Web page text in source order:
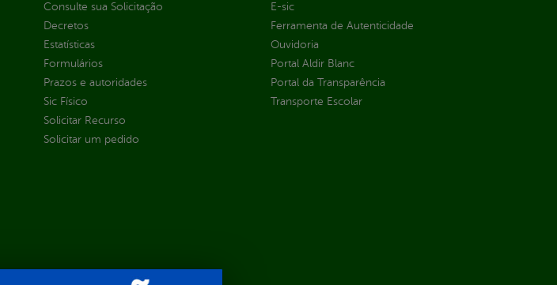
Consulte sua Solicitação
Decretos
Estatísticas
Formulários
Prazos e autoridades
Sic Físico
Solicitar Recurso
Solicitar um pedido
E-sic
Ferramenta de Autenticidade
Ouvidoria
Portal Aldir Blanc
Portal da Transparência
Transporte Escolar